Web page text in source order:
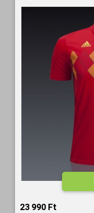
23 990 Ft‎